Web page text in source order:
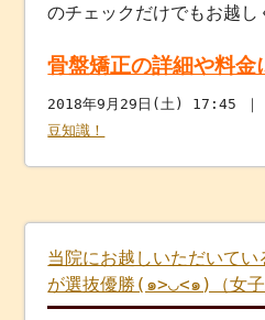
のチェックだけでもお越し
骨盤矯正の詳細や料金
2018年9月29日(土) 17:45 ｜
豆知識！
当院にお越しいただいて
が選抜優勝(๑>◡<๑)（女子